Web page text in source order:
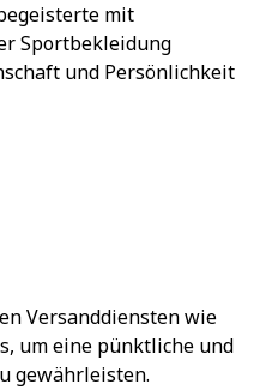
mit
Sportbekleidung
und Persönlichkeit
Versanddiensten wie
um eine pünktliche und
gewährleisten.